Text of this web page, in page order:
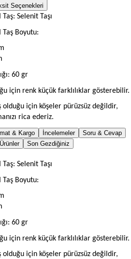
Seçenekleri
Selenit Taşı
Taş Boyutu:
60 gr
için renk küçük farklılıklar gösterebilir.
olduğu için köşeler pürüzsüz değildir,
rica ederiz.
& Kargo İncelemeler
Soru & Cevap
Son Gezdiğiniz
Selenit Taşı
Taş Boyutu:
60 gr
için renk küçük farklılıklar gösterebilir.
olduğu için köşeler pürüzsüz değildir,